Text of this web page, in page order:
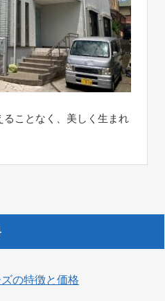
ることなく、美しく生まれ
の特徴と価格